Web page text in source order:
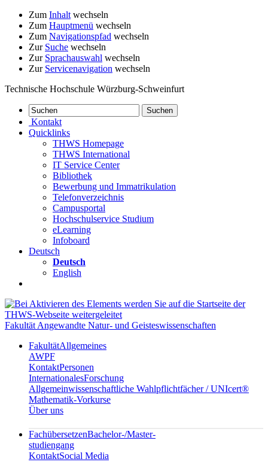
Zum Inhalt wechseln
Zum Hauptmenü wechseln
Zum Navigationspfad wechseln
Zur Suche wechseln
Zur Sprachauswahl wechseln
Zur Servicenavigation wechseln
Technische Hochschule Würzburg-Schweinfurt
Kontakt
Quicklinks
THWS Homepage
THWS International
IT Service Center
Bibliothek
Bewerbung und Immatrikulation
Telefonverzeichnis
Campusportal
Hochschulservice Studium
eLearning
Infoboard
Deutsch
Deutsch
English
Fakultät Angewandte Natur- und Geisteswissenschaften
FakultätAllgemeines
AWPF
KontaktPersonen
InternationalesForschung
Allgemeinwissenschaftliche Wahlpflichtfächer / UNIcert®
Mathematik-Vorkurse
Über uns
FachübersetzenBachelor-/Master-
studiengang
KontaktSocial Media